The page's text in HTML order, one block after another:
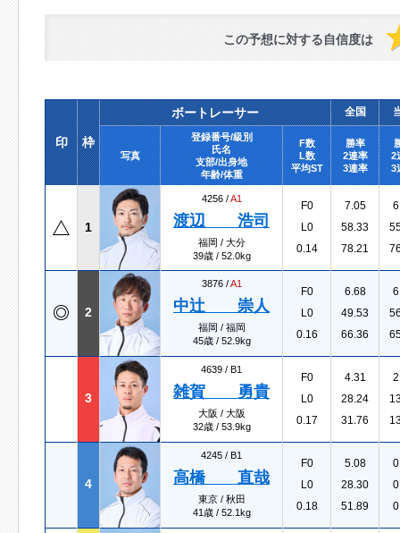
この予想に対する自信度は
印 枠
ボートレーサー 全国
写真
登録番号/級別
氏名
支部/出身地
年齢/体重
F数
L数
平均ST
勝率
2連率
3連率
2
3
1
4256 /A1
渡辺 浩司
福岡 / 大分
39歳 / 52.0kg
F0
L0
0.14
7.05
58.33
78.21
2
3876 /A1
中辻 崇人
福岡 / 福岡
45歳 / 52.9kg
F0
L0
0.16
6.68
49.53
66.36
3
4639 / B1
雑賀 勇貴
大阪 / 大阪
32歳 / 53.9kg
F0
L0
0.17
4.31
28.24
31.76
4
4245 / B1
高橋 直哉
東京 / 秋田
41歳 / 52.1kg
F0
L0
0.18
5.08
28.30
51.89